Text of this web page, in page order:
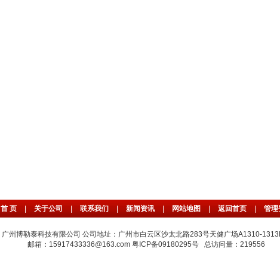
首 页 关于公司 联系我们 新闻资讯 网站地图 返回首页 管理
广州博勒泰科技有限公司 公司地址：广州市白云区沙太北路283号天健广场A1310-
邮箱：15917433336@163.com 粤ICP备09180295号 总访问量：219556